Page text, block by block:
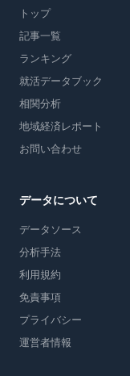
トップ
記事一覧
ランキング
就活データブック
相関分析
地域経済レポート
お問い合わせ
データについて
データソース
分析手法
利用規約
免責事項
プライバシー
運営者情報